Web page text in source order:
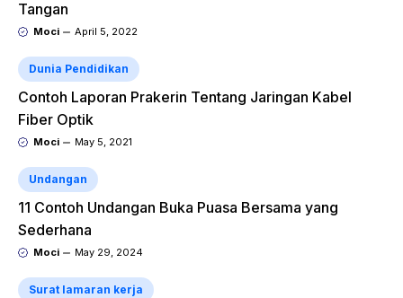
Tangan
Moci April 5, 2022
Dunia Pendidikan
Contoh Laporan Prakerin Tentang Jaringan Kabel
Fiber Optik
Moci May 5, 2021
Undangan
11 Contoh Undangan Buka Puasa Bersama yang
Sederhana
Moci May 29, 2024
Surat lamaran kerja